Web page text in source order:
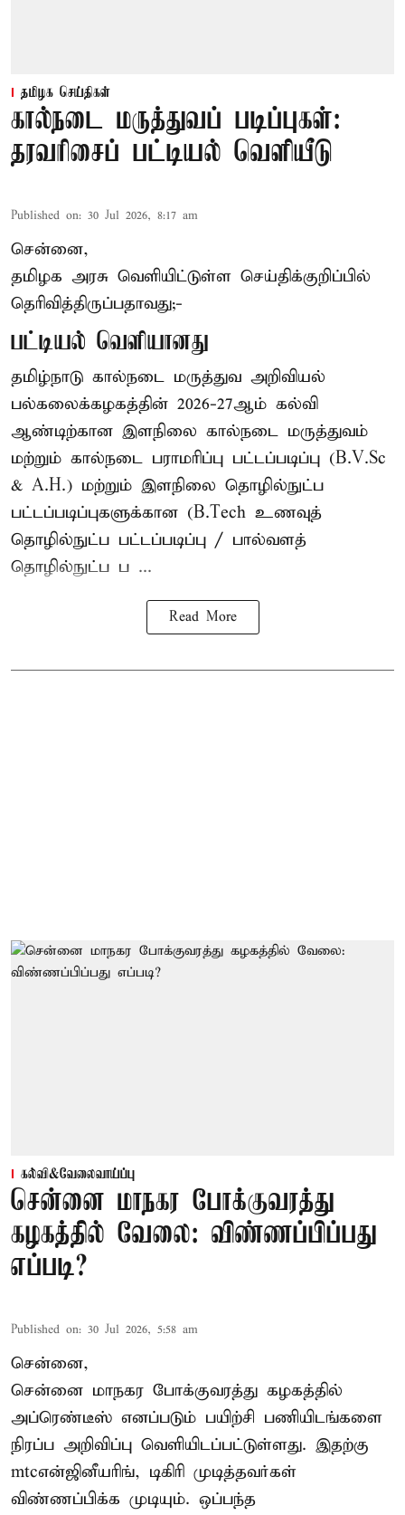
தமிழக செய்திகள்
கால்நடை மருத்துவப் படிப்புகள்:
தரவரிசைப் பட்டியல் வெளியீடு
Published on: 30 Jul 2026, 8:17 am
சென்னை,
தமிழக அரசு வெளியிட்டுள்ள செய்திக்குறிப்பில்
தெரிவித்திருப்பதாவது;-
பட்டியல் வெளியானது
தமிழ்நாடு கால்நடை மருத்துவ அறிவியல்
பல்கலைக்கழகத்தின் 2026-27ஆம் கல்வி
ஆண்டிற்கான இளநிலை கால்நடை மருத்துவம்
மற்றும் கால்நடை பராமரிப்பு பட்டப்படிப்பு (B.V.Sc
& A.H.) மற்றும் இளநிலை தொழில்நுட்ப
பட்டப்படிப்புகளுக்கான (B.Tech உணவுத்
தொழில்நுட்ப பட்டப்படிப்பு / பால்வளத்
தொழில்நுட்ப ப ...
Read More
கல்வி&வேலைவாய்ப்பு
சென்னை மாநகர போக்குவரத்து
கழகத்தில் வேலை: விண்ணப்பிப்பது
எப்படி?
Published on: 30 Jul 2026, 5:58 am
சென்னை,
சென்னை மாநகர போக்குவரத்து கழகத்தில்
அப்ரெண்டீஸ் எனப்படும் பயிற்சி பணியிடங்களை
நிரப்ப அறிவிப்பு வெளியிடப்பட்டுள்ளது. இதற்கு
mtcஎன்ஜினீயரிங், டிகிரி முடித்தவர்கள்
விண்ணப்பிக்க முடியும். ஒப்பந்த